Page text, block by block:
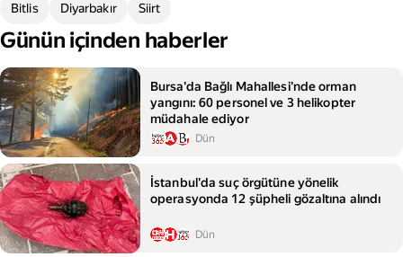
Bitlis Diyarbakır Siirt
Günün içinden haberler
Bursa'da Bağlı Mahallesi'nde orman
yangını: 60 personel ve 3 helikopter
müdahale ediyor
Dün
İstanbul'da suç örgütüne yönelik
operasyonda 12 şüpheli gözaltına alındı
Dün